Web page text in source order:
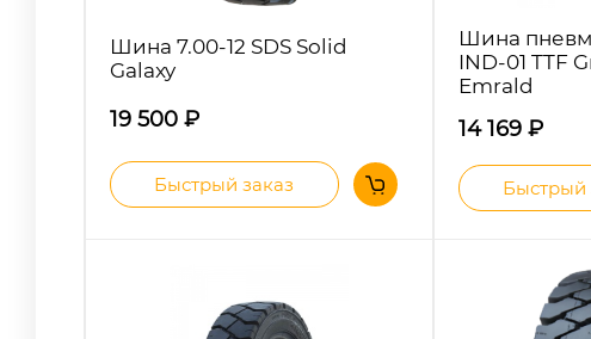
Шина 7.00-12 SDS Solid
Galaxy
19 500 ₽
Быстрый заказ
Шина
IND-01 TTF
Emrald
14 169 ₽
Быстрый